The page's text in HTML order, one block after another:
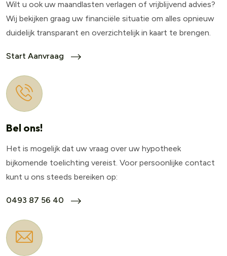
Wilt u ook uw maandlasten verlagen of vrijblijvend advies?
Wij bekijken graag uw financiële situatie om alles opnieuw
duidelijk transparant en overzichtelijk in kaart te brengen.
Start Aanvraag
Bel ons!
Het is mogelijk dat uw vraag over uw hypotheek
bijkomende toelichting vereist. Voor persoonlijke contact
kunt u ons steeds bereiken op:
0493 87 56 40